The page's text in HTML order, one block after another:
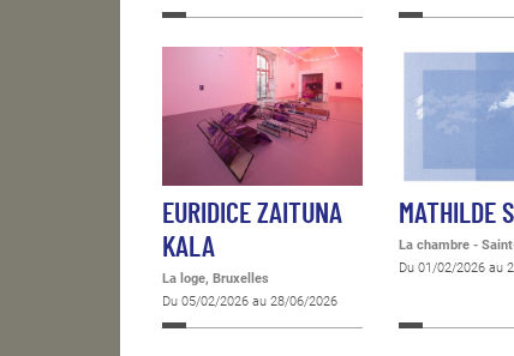
EURIDICE ZAITUNA
KALA
La loge, Bruxelles
Du 05/02/2026 au 28/06/2026
MATHILDE
La chambre -
Du 01/02/2026 au